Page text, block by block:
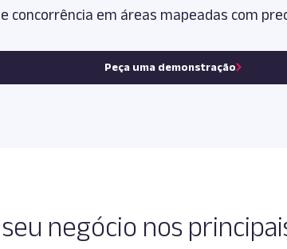
em áreas mapeadas com
Peça uma demonstração
negócio nos